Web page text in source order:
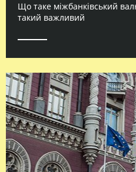
Що таке міжбанківський
такий важливий